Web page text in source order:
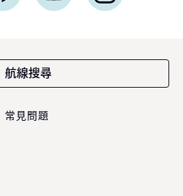
航線搜尋
常見問題